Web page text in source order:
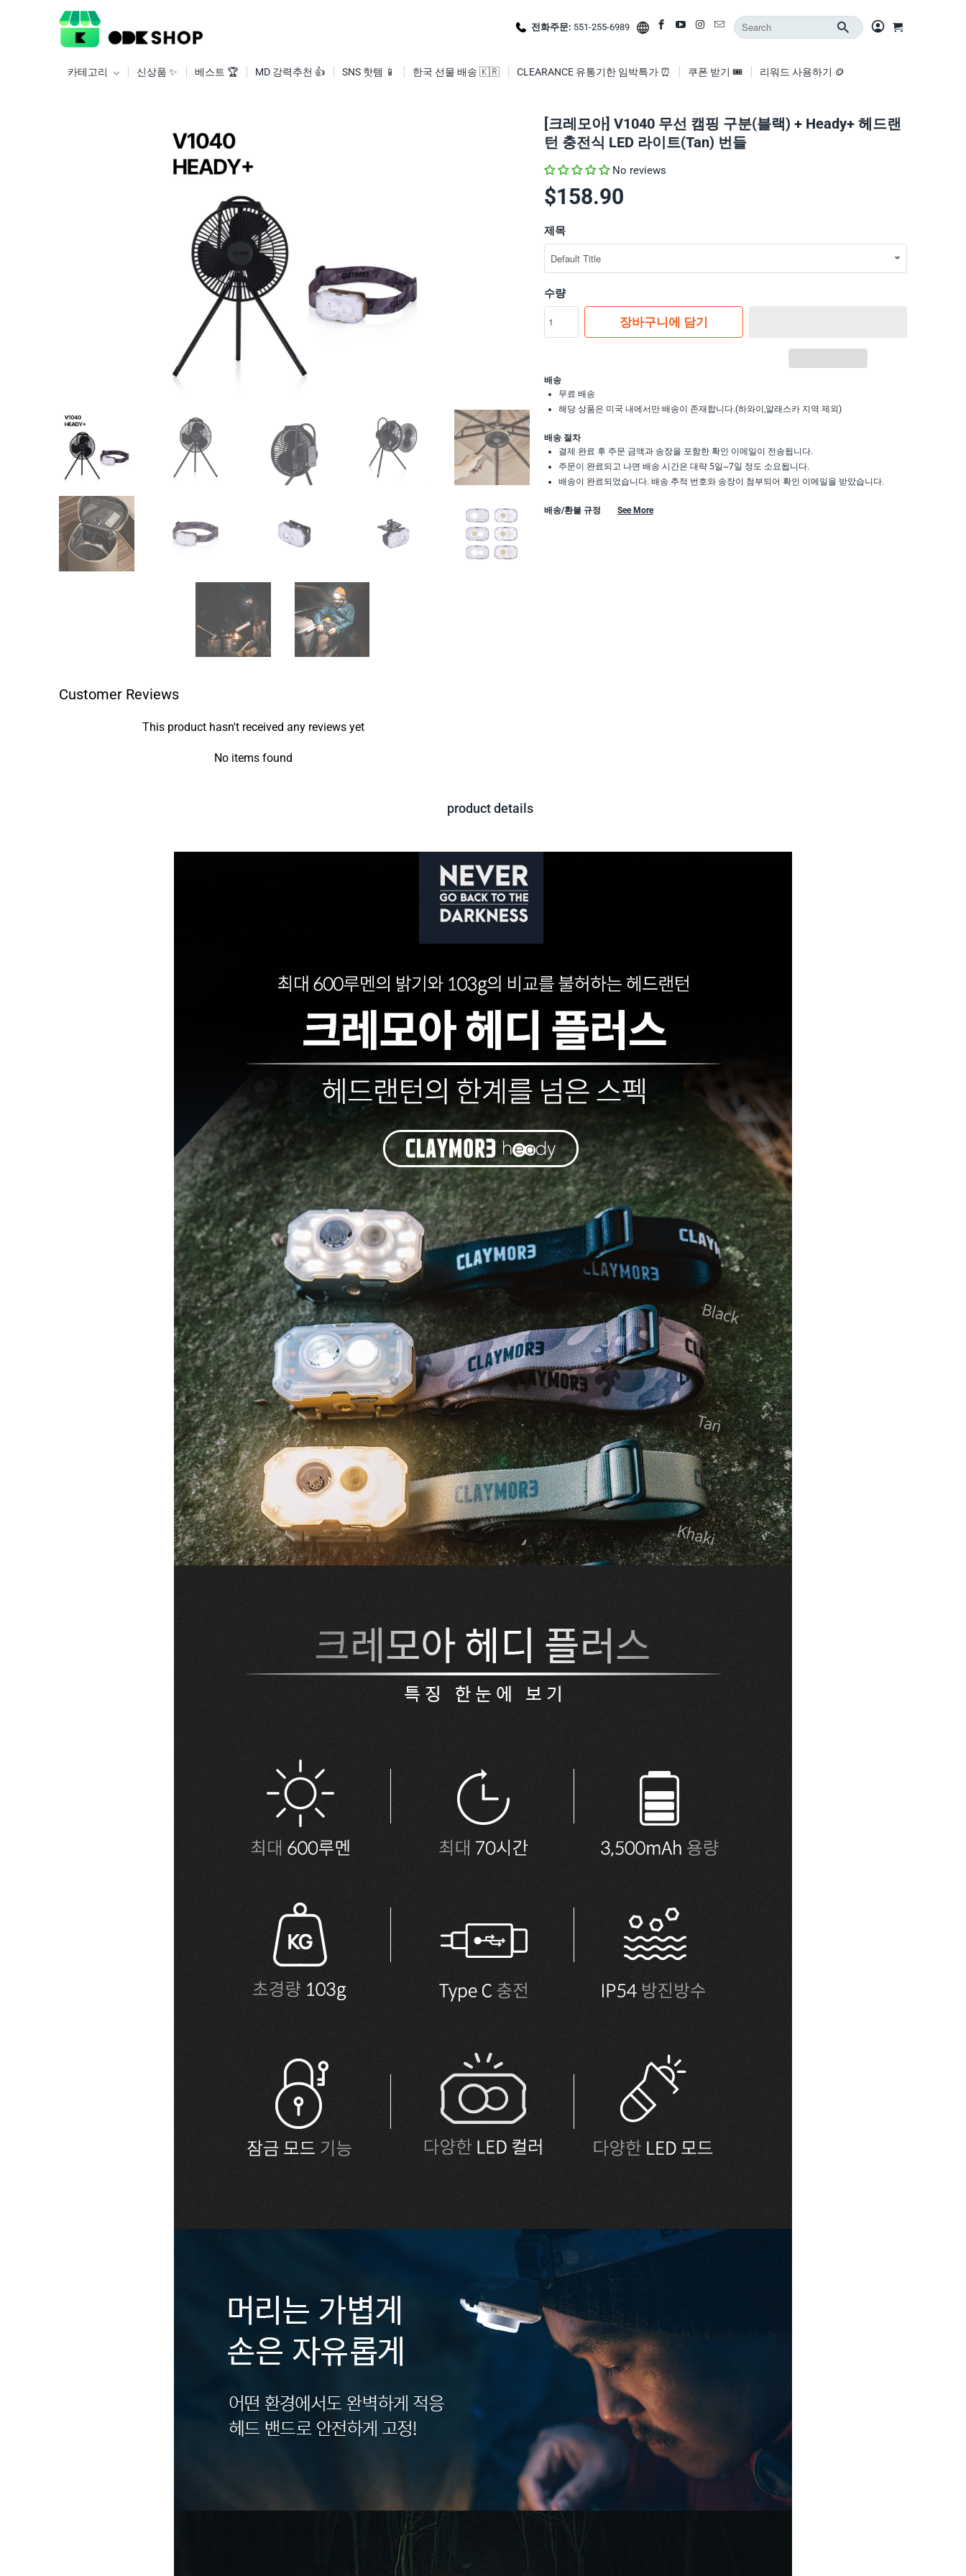
전화주문: 551-255-6989
카테고리 신상품 ✨ 베스트 🏆 MD 강력추천 👍 SNS 핫템 📱 한국 선물 배송 🇰🇷 CLEARANCE 유통기한 임박특가 ⏰ 쿠폰 받기 🎟️ 리워드 사용하기 🪙
[크레모아] V1040 무선 캠핑 구분(블랙) + Heady+ 헤드랜
턴 충전식 LED 라이트(Tan) 번들
No reviews
$158.90
제목
수량
장바구니에 담기
배송
무료 배송
해당 상품은 미국 내에서만 배송이 존재합니다.(하와이,알래스카 지역 제외)
배송 절차
결제 완료 후 주문 금액과 송장을 포함한 확인 이메일이 전송됩니다.
주문이 완료되고 나면 배송 시간은 대략 5일~7일 정도 소요됩니다.
배송이 완료되었습니다. 배송 추적 번호와 송장이 첨부되어 확인 이메일을 받았습니다.
배송/환불 규정 See More
Customer Reviews
This product hasn't received any reviews yet
No items found
product details